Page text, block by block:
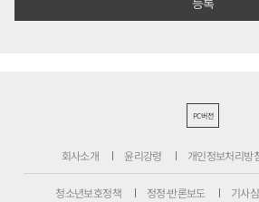
PC버전
회사소개 윤리강령 개인정보처리방
청소년보호정책 정정·반론보도 기사